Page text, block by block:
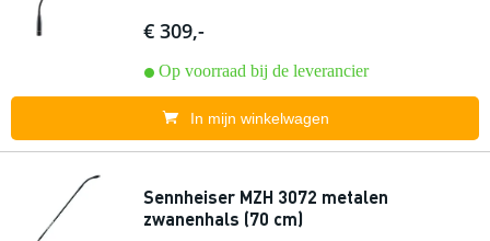
€ 309,-
Op voorraad bij de leverancier
In mijn winkelwagen
Sennheiser MZH 3072 metalen
zwanenhals (70 cm)